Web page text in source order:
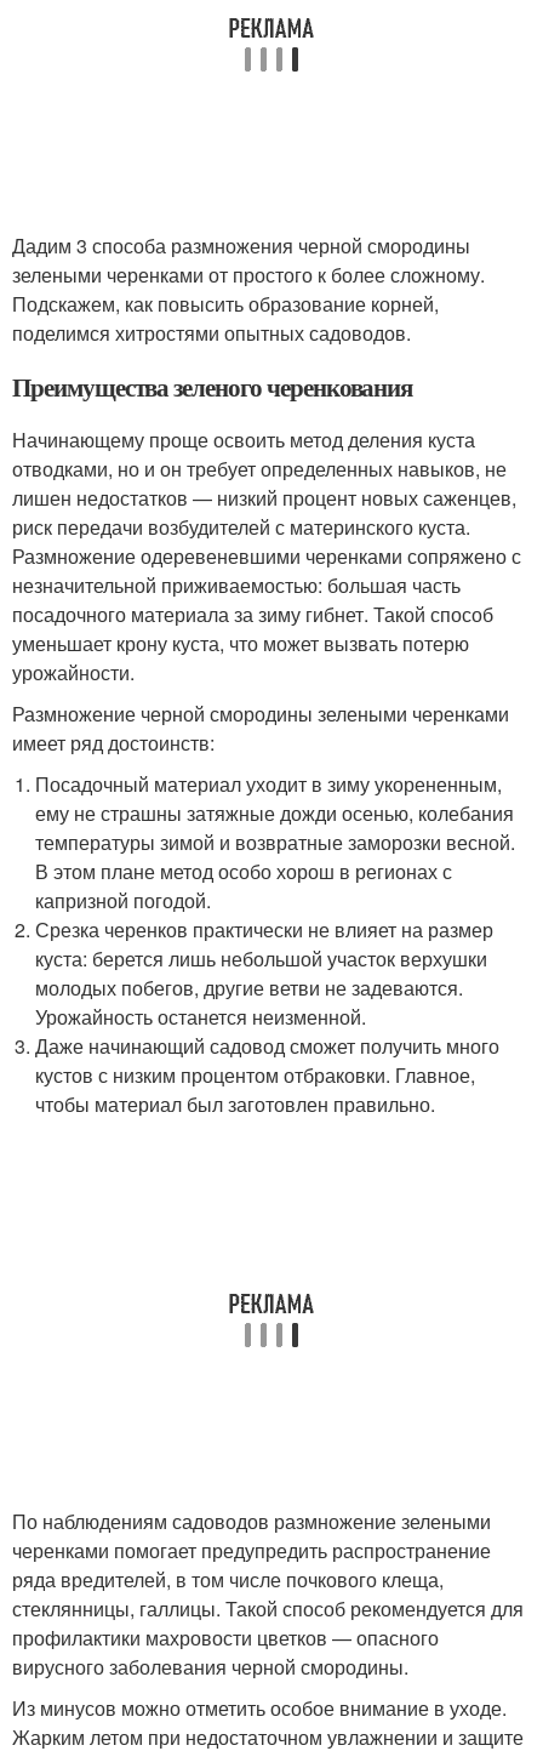
Дадим 3 способа размножения черной смородины
зелеными черенками от простого к более сложному.
Подскажем, как повысить образование корней,
поделимся хитростями опытных садоводов.
Преимущества зеленого черенкования
Начинающему проще освоить метод деления куста
отводками, но и он требует определенных навыков, не
лишен недостатков — низкий процент новых саженцев,
риск передачи возбудителей с материнского куста.
Размножение одеревеневшими черенками сопряжено с
незначительной приживаемостью: большая часть
посадочного материала за зиму гибнет. Такой способ
уменьшает крону куста, что может вызвать потерю
урожайности.
Размножение черной смородины зелеными черенками
имеет ряд достоинств:
Посадочный материал уходит в зиму укорененным,
ему не страшны затяжные дожди осенью, колебания
температуры зимой и возвратные заморозки весной.
В этом плане метод особо хорош в регионах с
капризной погодой.
Срезка черенков практически не влияет на размер
куста: берется лишь небольшой участок верхушки
молодых побегов, другие ветви не задеваются.
Урожайность останется неизменной.
Даже начинающий садовод сможет получить много
кустов с низким процентом отбраковки. Главное,
чтобы материал был заготовлен правильно.
По наблюдениям садоводов размножение зелеными
черенками помогает предупредить распространение
ряда вредителей, в том числе почкового клеща,
стеклянницы, галлицы. Такой способ рекомендуется для
профилактики махровости цветков — опасного
вирусного заболевания черной смородины.
Из минусов можно отметить особое внимание в уходе.
Жарким летом при недостаточном увлажнении и защите